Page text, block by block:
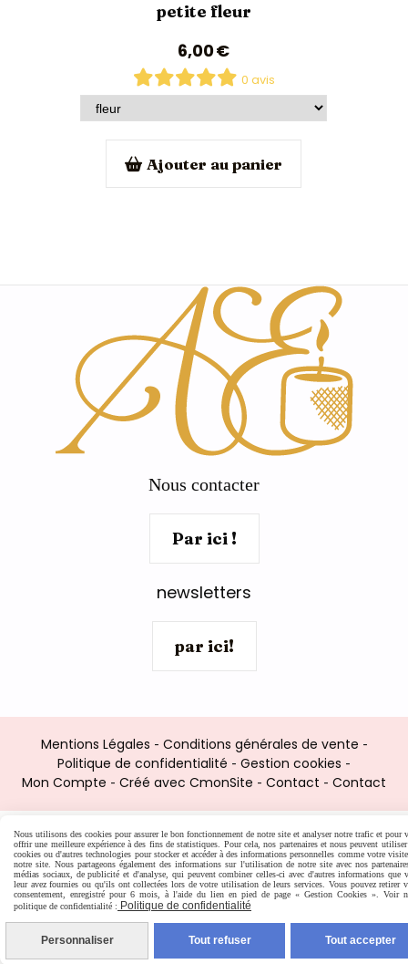
petite fleur
6,00€
0 avis
Ajouter au panier
Nous contacter
Par ici !
newsletters
par ici!
Mentions Légales
Conditions générales de vente
Politique de confidentialité
Gestion cookies
Mon Compte
Créé avec CmonSite Contact Contact
Nous utilisons des cookies pour assurer le bon fonctionnement de notre site et analyser notre trafic et pour
offrir une meilleure expérience à des fins de statistiques. Pour cela, nos partenaires et nous peuvent utiliser
cookies ou d'autres technologies pour stocker et accéder à des informations personnelles comme votre
notre site. Nous partageons également des informations sur l'utilisation de notre site avec nos
médias sociaux, de publicité et d'analyse, qui peuvent combiner celles-ci avec d'autres informations que
leur avez fournies ou qu'ils ont collectées lors de votre utilisation de leurs services. Vous pouvez retirer
consentement, enregistré pour 6 mois, à l'aide du lien en pied de page « Gestion Cookies ». Voir
politique de confidentialité : Politique de confidentialité
Personnaliser Tout refuser Tout accepter